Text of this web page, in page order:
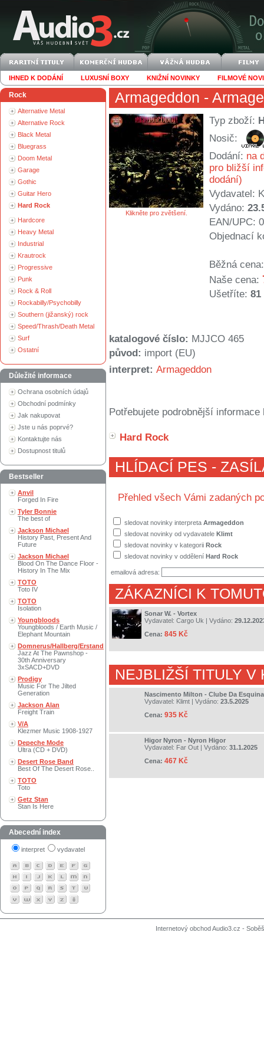
IHNED K DODÁNÍ LUXUSNÍ BOXY KNIŽNÍ NOVINKY FILMOVÉ
Rock
Alternative Metal
Alternative Rock
Black Metal
Bluegrass
Doom Metal
Garage
Gothic
Guitar Hero
Hard Rock
Hardcore
Heavy Metal
Industrial
Krautrock
Progressive
Punk
Rock & Roll
Rockabilly/Psychobilly
Southern (jižanský) rock
Speed/Thrash/Death Metal
Surf
Ostatní
Důležité informace
Ochrana osobních údajů
Obchodní podmínky
Jak nakupovat
Jste u nás poprvé?
Kontaktujte nás
Dostupnost titulů
Bestseller
Anvil
Forged In Fire
Tyler Bonnie
The best of
Jackson Michael
History Past, Present And
Future
Jackson Michael
Blood On The Dance Floor -
History In The Mix
TOTO
Toto IV
TOTO
Isolation
Youngbloods
Youngbloods / Earth Music /
Elephant Mountain
Domnerus/Hallberg/Erstand
Jazz At The Pawnshop -
30th Anniversary
3xSACD+DVD
Prodigy
Music For The Jilted
Generation
Jackson Alan
Freight Train
V/A
Klezmer Music 1908-1927
Depeche Mode
Ultra (CD + DVD)
Desert Rose Band
Best Of The Desert Rose..
TOTO
Toto
Getz Stan
Stan Is Here
Abecední index
interpret vydavatel
Armageddon -
Klikněte pro zvětšení.
Typ zboží:
Nosič:
Dodání: na
pro bližší
dodání)
Vydavatel:
Vydáno:
EAN/UPC:
Objednací
Běžná cena:
Naše cena:
Ušetříte: 81
katalogové číslo: MJJCO 465
původ: import (EU)
interpret: Armageddon
Potřebujete podrobnější
Hard Rock
HLÍDACÍ PES -
Přehled všech Vámi zadaných
sledovat novinky interpreta Armageddon
sledovat novinky od vydavatele Klimt
sledovat novinky v kategorii Rock
sledovat novinky v oddělení Hard Rock
emailová adresa:
ZÁKAZNÍCI K
Sonar W. - Vortex
Vydavatel: Cargo Uk | Vydáno:
Cena: 845 Kč
NEJBLIŽŠÍ TITULY V
Nascimento Milton - Clube Da
Vydavatel: Klimt | Vydáno: 23.5.2025
Cena: 935 Kč
Higor Nyron - Nyron Higor
Vydavatel: Far Out | Vydáno: 31.1.2025
Cena: 467 Kč
Internetový obchod Audio3.cz -